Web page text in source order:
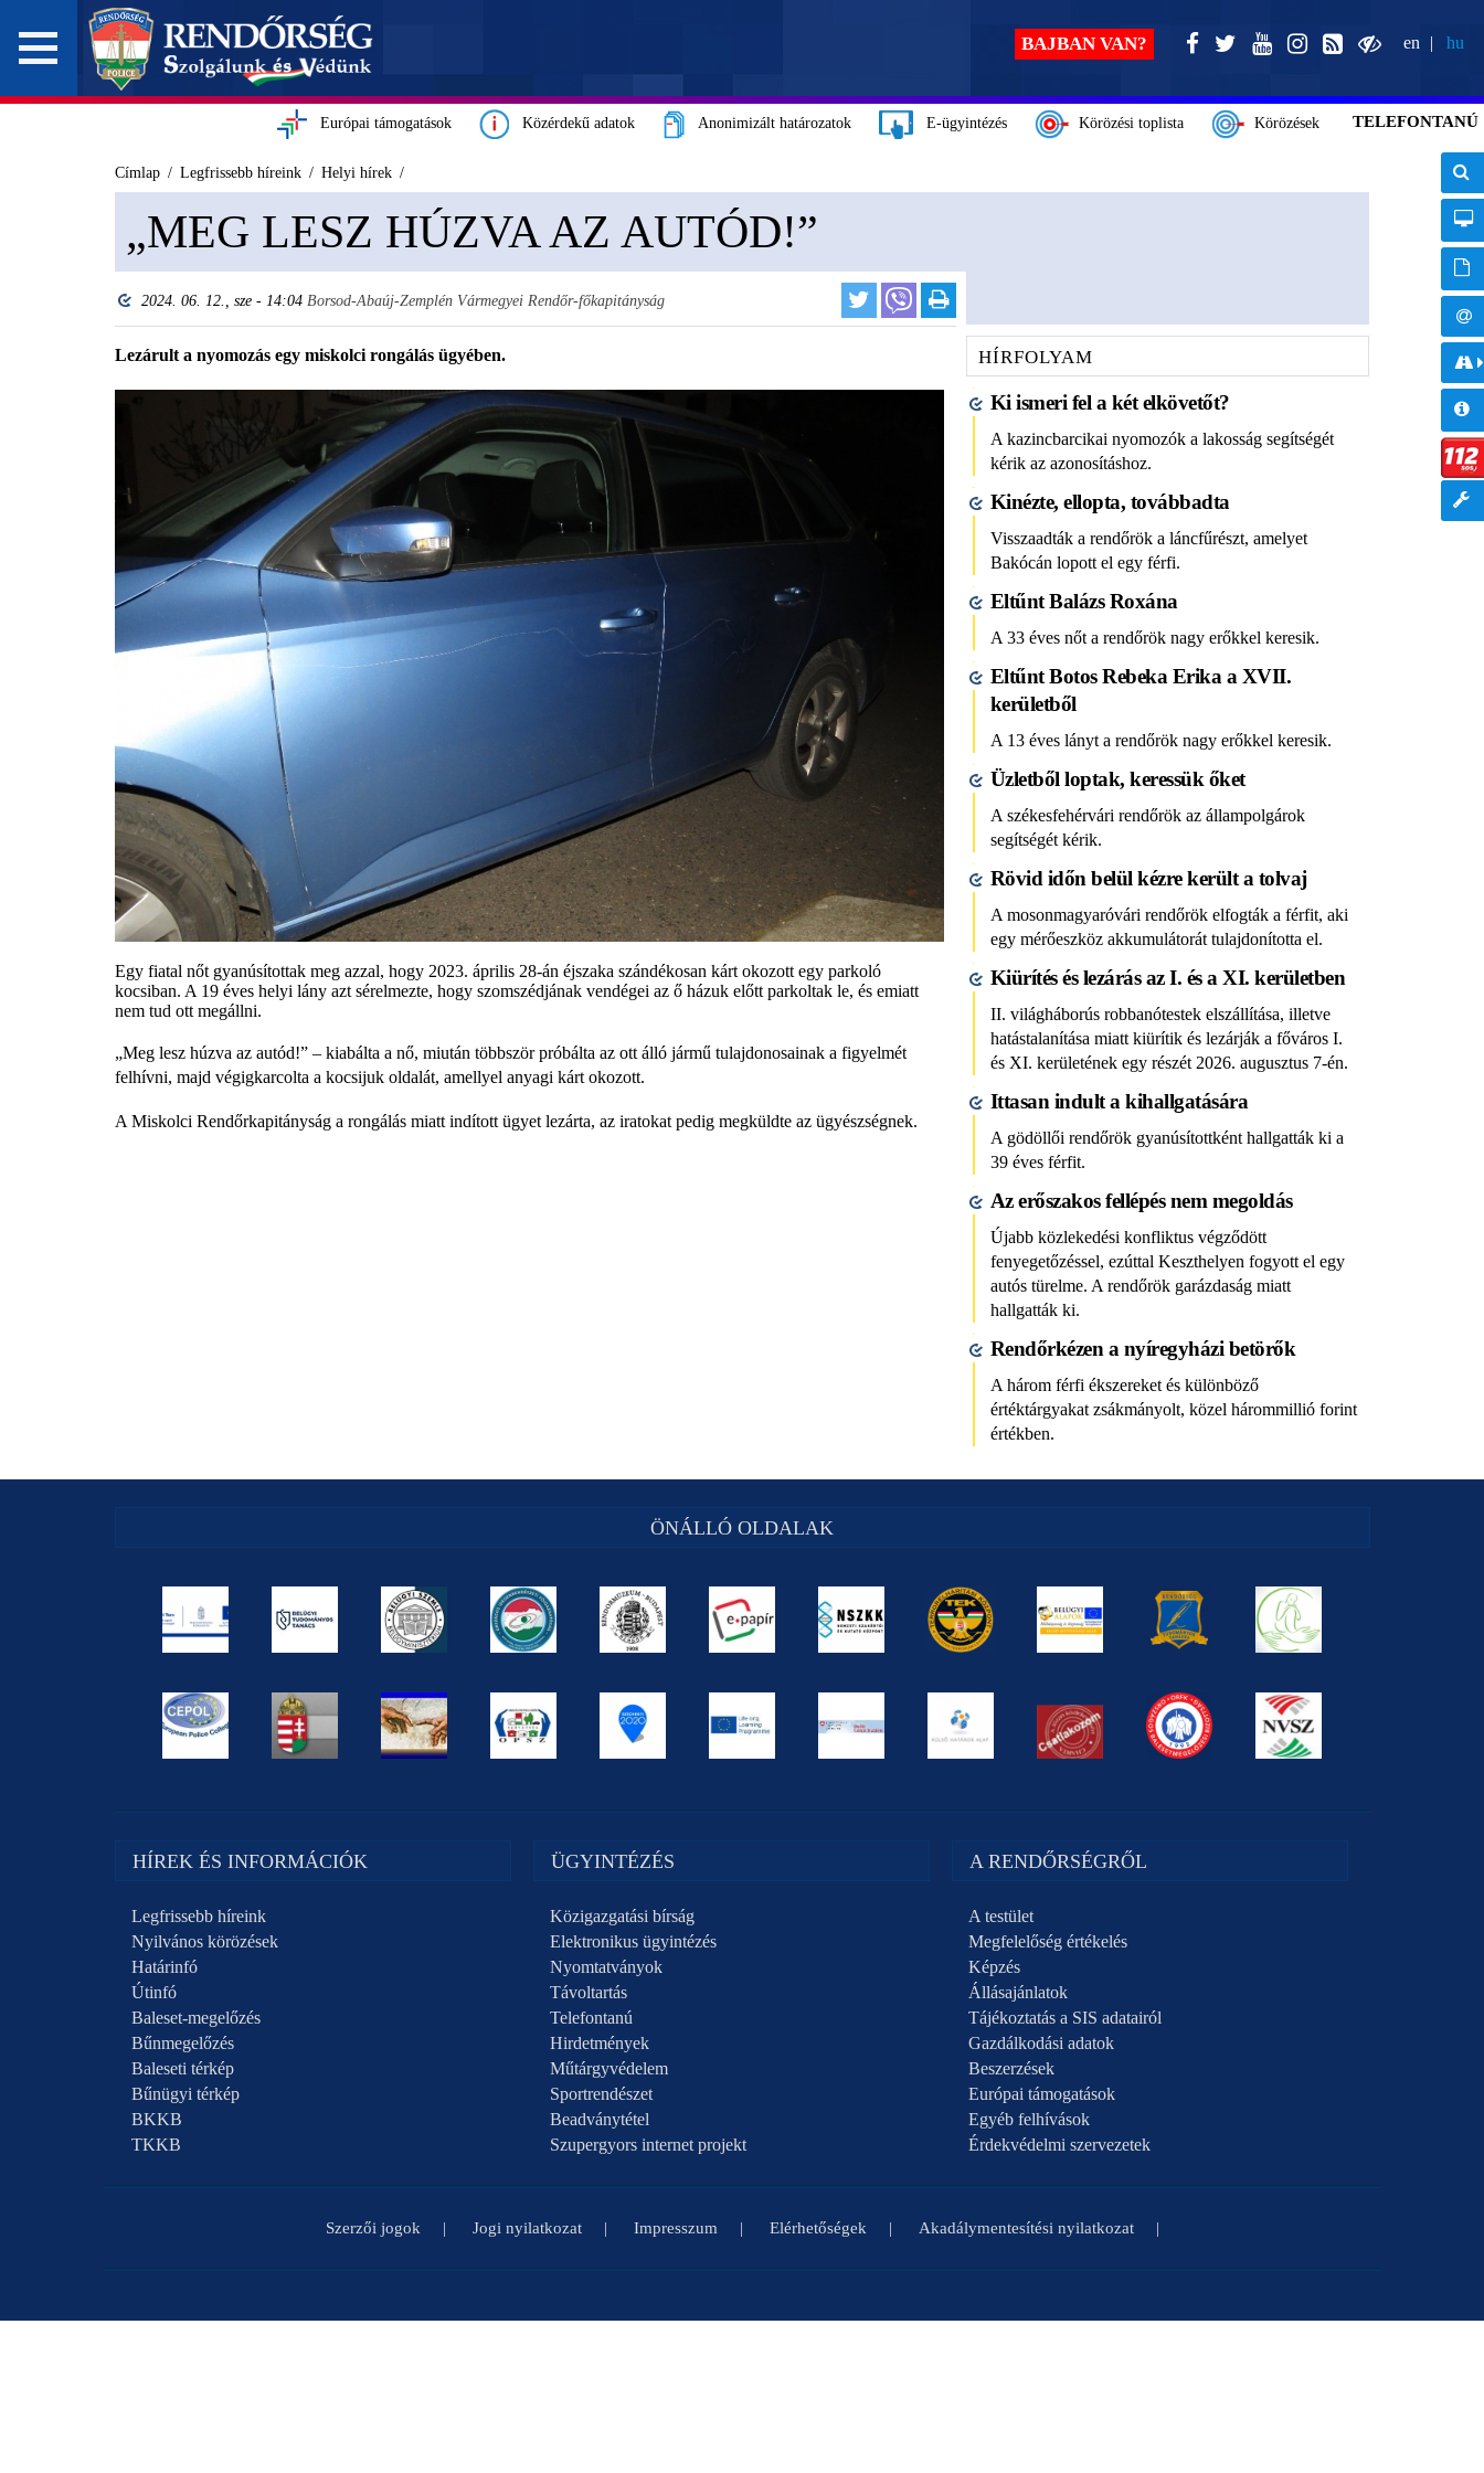
en hu
BAJBAN VAN?
Európai támogatások Közérdekű adatok Anonimizált határozatok E-ügyintézés Körözési toplista Körözések TELEFONTANÚ
Címlap Legfrissebb híreink Helyi hírek
„MEG LESZ HÚZVA AZ AUTÓD!”
2024. 06. 12., sze - 14:04 Borsod-Abaúj-Zemplén Vármegyei Rendőr-főkapitányság
Lezárult a nyomozás egy miskolci rongálás ügyében.
Egy fiatal nőt gyanúsítottak meg azzal, hogy 2023. április 28-án éjszaka szándékosan kárt okozott egy parkoló
kocsiban. A 19 éves helyi lány azt sérelmezte, hogy szomszédjának vendégei az ő házuk előtt parkoltak le, és emiatt
nem tud ott megállni.
„Meg lesz húzva az autód!” – kiabálta a nő, miután többször próbálta az ott álló jármű tulajdonosainak a figyelmét
felhívni, majd végigkarcolta a kocsijuk oldalát, amellyel anyagi kárt okozott.
A Miskolci Rendőrkapitányság a rongálás miatt indított ügyet lezárta, az iratokat pedig megküldte az ügyészségnek.
HÍRFOLYAM
Ki ismeri fel a két elkövetőt?
A kazincbarcikai nyomozók a lakosság segítségét
kérik az azonosításhoz.
Kinézte, ellopta, továbbadta
Visszaadták a rendőrök a láncfűrészt, amelyet
Bakócán lopott el egy férfi.
Eltűnt Balázs Roxána
A 33 éves nőt a rendőrök nagy erőkkel keresik.
Eltűnt Botos Rebeka Erika a XVII.
kerületből
A 13 éves lányt a rendőrök nagy erőkkel keresik.
Üzletből loptak, keressük őket
A székesfehérvári rendőrök az állampolgárok
segítségét kérik.
Rövid időn belül kézre került a tolvaj
A mosonmagyaróvári rendőrök elfogták a férfit, aki
egy mérőeszköz akkumulátorát tulajdonította el.
Kiürítés és lezárás az I. és a XI. kerületben
II. világháborús robbanótestek elszállítása, illetve
hatástalanítása miatt kiürítik és lezárják a főváros I.
és XI. kerületének egy részét 2026. augusztus 7-én.
Ittasan indult a kihallgatására
A gödöllői rendőrök gyanúsítottként hallgatták ki a
39 éves férfit.
Az erőszakos fellépés nem megoldás
Újabb közlekedési konfliktus végződött
fenyegetőzéssel, ezúttal Keszthelyen fogyott el egy
autós türelme. A rendőrök garázdaság miatt
hallgatták ki.
Rendőrkézen a nyíregyházi betörők
A három férfi ékszereket és különböző
értéktárgyakat zsákmányolt, közel hárommillió forint
értékben.
ÖNÁLLÓ OLDALAK
HÍREK ÉS INFORMÁCIÓK
Legfrissebb híreink
Nyilvános körözések
Határinfó
Útinfó
Baleset-megelőzés
Bűnmegelőzés
Baleseti térkép
Bűnügyi térkép
BKKB
TKKB
ÜGYINTÉZÉS
Közigazgatási bírság
Elektronikus ügyintézés
Nyomtatványok
Távoltartás
Telefontanú
Hirdetmények
Műtárgyvédelem
Sportrendészet
Beadványtétel
Szupergyors internet projekt
A RENDŐRSÉGRŐL
A testület
Megfelelőség értékelés
Képzés
Állásajánlatok
Tájékoztatás a SIS adatairól
Gazdálkodási adatok
Beszerzések
Európai támogatások
Egyéb felhívások
Érdekvédelmi szervezetek
Szerzői jogok Jogi nyilatkozat Impresszum Elérhetőségek Akadálymentesítési nyilatkozat